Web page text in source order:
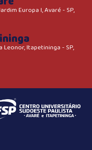
Europa I, Avaré - SP,
Leonor, Itapetininga - SP,